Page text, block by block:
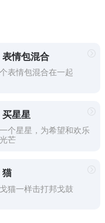
表情包混合
表情包混合在一起
买星星
个星星，为希望和欢乐
芒
猫
猫一样击打邦戈鼓